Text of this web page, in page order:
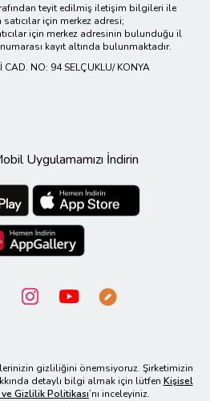
teyit edilmiş iletişim bilgileri ile
için merkez adresi;
için merkez adresinin bulunduğu il
kayıt altında bulunmaktadır.
NO: 94 SELÇUKLU/ KONYA
Uygulamamızı İndirin
gizliliğini önemsiyoruz. Şirketimizin
detaylı bilgi almak için lütfen Kişisel
Gizlilik Politikası’nı inceleyiniz.